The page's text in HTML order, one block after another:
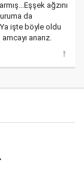
ağzını
da
işte böyle oldu
anarız.